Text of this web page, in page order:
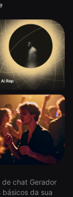
chat Gerador
da sua